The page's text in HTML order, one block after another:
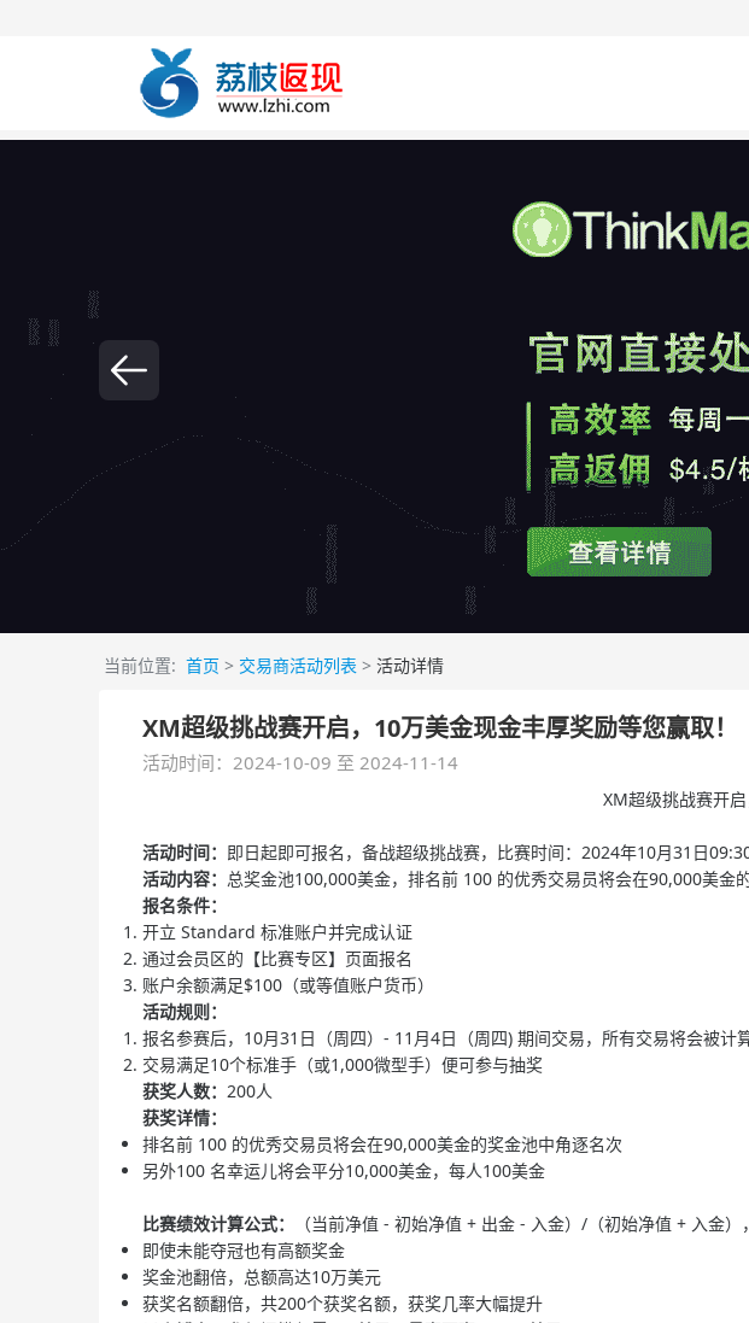
当前位置: 首页 > 交易商活动列表 > 活动详情
XM超级挑战赛开启，10万美金现金丰厚奖励等您赢取！
活动时间：2024-10-09 至 2024-11-14
XM超级挑战赛开
活动时间： 即日起即可报名，备战超级挑战赛，比赛时间：2024年10月31日
活动内容： 总奖金池100,000美金，排名前 100 的优秀交易员将会在90,000美
报名条件：
开立 Standard 标准账户并完成认证​
通过会员区的【比赛专区】页面报名​
账户余额满足$100（或等值账户货币）​
活动规则：
报名参赛后，10月31日（周四）- 11月4日（周四) 期间交易，所有交易将会被计
交易满足10个标准手（或1,000微型手）便可参与抽奖​
获奖人数： 200人
获奖详情：
排名前 100 的优秀交易员将会在90,000美金的奖金池中角逐名次
另外100 名幸运儿将会平分10,000美金，每人100美金
比赛绩效计算公式：
（当前净值 - 初始净值 + 出金 - 入金）/（初始净值 + 入金
即使未能夺冠也有高额奖金
奖金池翻倍，总额高达10万美元
获奖名额翻倍，共200个获奖名额，获奖几率大幅提升